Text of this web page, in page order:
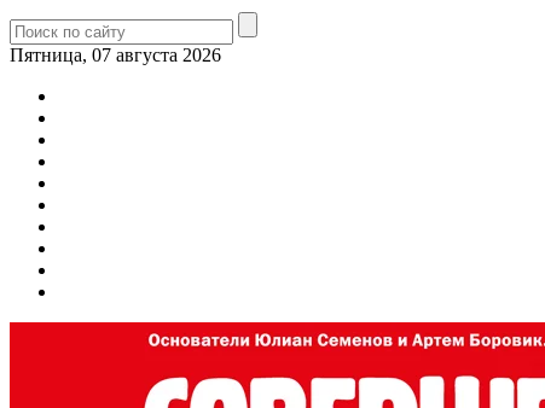
Пятница, 07 августа 2026